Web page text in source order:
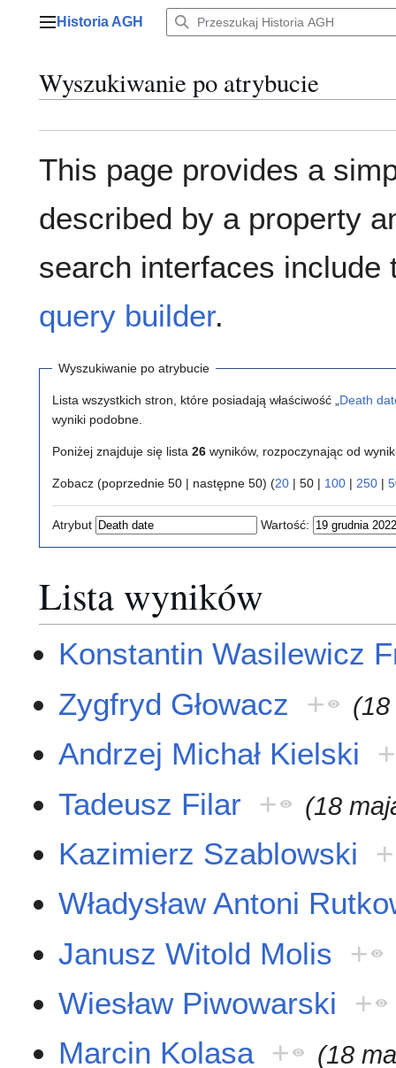
Menu główne
Historia AGH
Wyszukiwanie po atrybucie
This page provides a
described by a property
search interfaces include
query builder.
Wyszukiwanie po atrybucie
Lista wszystkich stron, które posiadają właściwość „ Death
wyniki podobne.
Poniżej znajduje się lista 26 wyników, rozpoczynając od
Zobacz (poprzednie 50 | następne 50) (20 | 50 | 100 | 250 |
Atrybut Wartość:
Lista wyników
Konstantin Wasilewicz
Zygfryd Głowacz
+ (18
Andrzej Michał Kielski
+
Tadeusz Filar + (18
Kazimierz Szablowski
+
Władysław Antoni
Janusz Witold Molis +
Wiesław Piwowarski
+
Marcin Kolasa + (18